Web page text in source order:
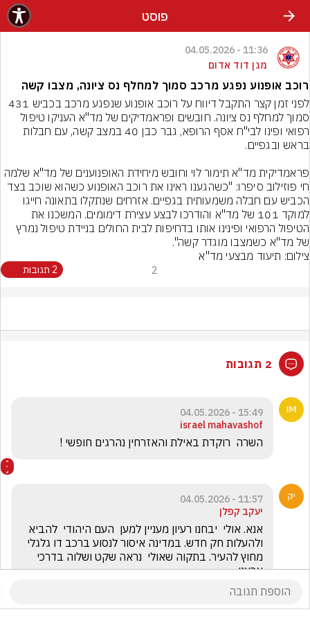
פוסט
11:36 - 04.05.2026
מגן דוד אדום
רוכב אופנוע נפגע מרכב סמוך למחלף נס ציונה, מצבו קשה
סמוך למחלף נס ציונה. חובשים ופראמדיקים של מד"א העניקו טיפול
רפואי ופינו לבי"ח אסף הרופא, גבר כבן 40 במצב קשה, עם חבלות
חי פוזילוב סיפרו: "כשהגענו ראינו את רוכב האופנוע כשהוא שוכב בצד
הטיפול הרפואי ופינינו אותו בדחיפות לבית החולים בניידת טיפול נמרץ
של מד"א כשמצבו מוגדר קשה".
צילום: תיעוד מבצעי מד"א
2 2 תגובות
2 תגובות
15:49 - 04.05.2026
israel mahavashof
השרה  רוקדת באילת והאזרחין נהרגים חופשי !
11:57 - 04.05.2026
יעקב קפלן
ארצנו